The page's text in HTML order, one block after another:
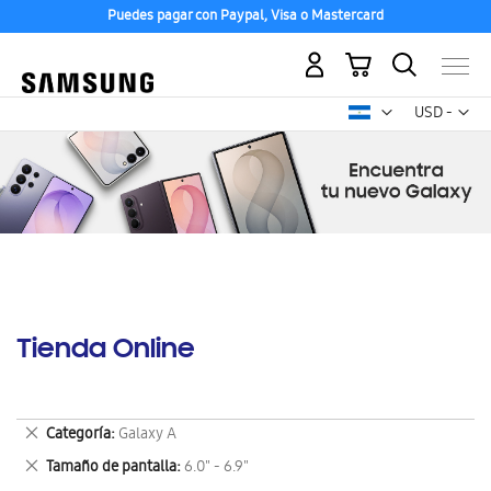
Puedes pagar con Paypal, Visa o Mastercard
USD -
dólar
Mi carrito
Tienda Online
Categoría Galaxy A
Eliminar
este
artículo
Tamaño de pantalla 6.0" - 6.9"
Eliminar